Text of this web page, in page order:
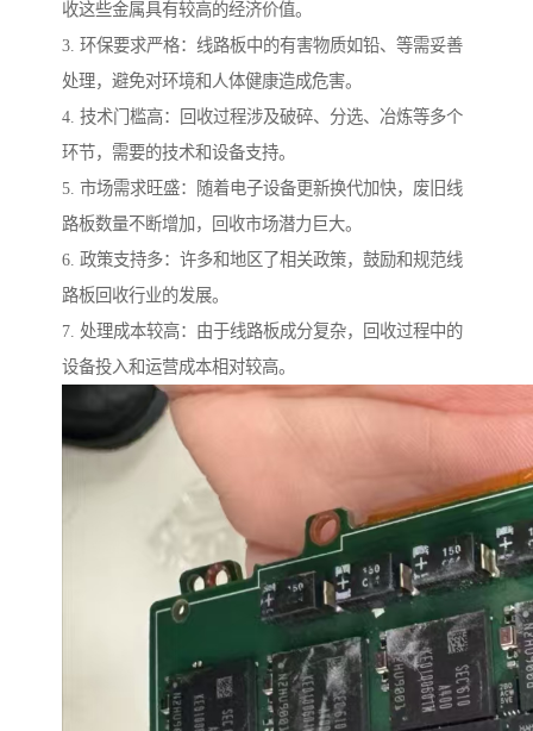
收这些金属具有较高的经济价值。
3. 环保要求严格：线路板中的有害物质如铅、等需妥善
处理，避免对环境和人体健康造成危害。
4. 技术门槛高：回收过程涉及破碎、分选、冶炼等多个
环节，需要的技术和设备支持。
5. 市场需求旺盛：随着电子设备更新换代加快，废旧线
路板数量不断增加，回收市场潜力巨大。
6. 政策支持多：许多和地区了相关政策，鼓励和规范线
路板回收行业的发展。
7. 处理成本较高：由于线路板成分复杂，回收过程中的
设备投入和运营成本相对较高。